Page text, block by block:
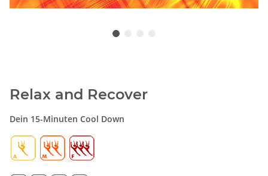
Relax and Recover
Dein 15-Minuten Cool Down